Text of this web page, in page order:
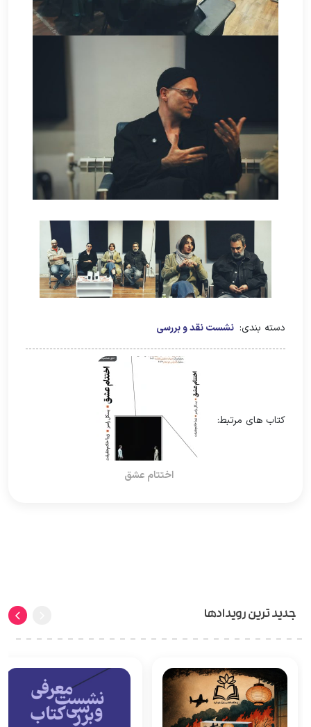
دسته بندی: نشست نقد و بررسی
کتاب های مرتبط:
اختتام عشق
جدید ترین رویدادها